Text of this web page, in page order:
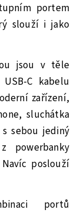
portem
slouží i jako
jsou v těle
C kabelu
zařízení,
sluchátka
sebou jediný
powerbanky
poslouží
portů